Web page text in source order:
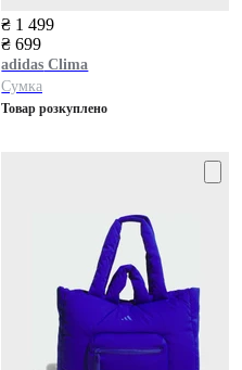
₴ 1 499
₴ 699
adidas Clima
Сумка
Товар розкуплено